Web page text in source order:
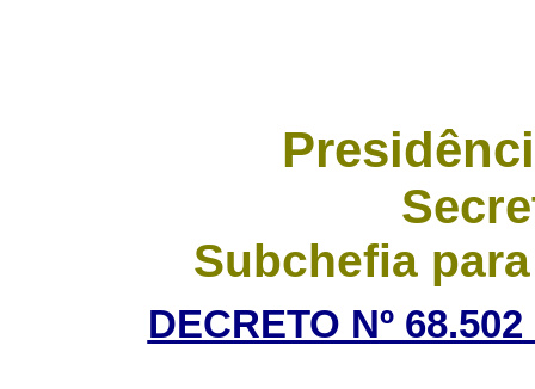
Subchefia
DECRETO Nº